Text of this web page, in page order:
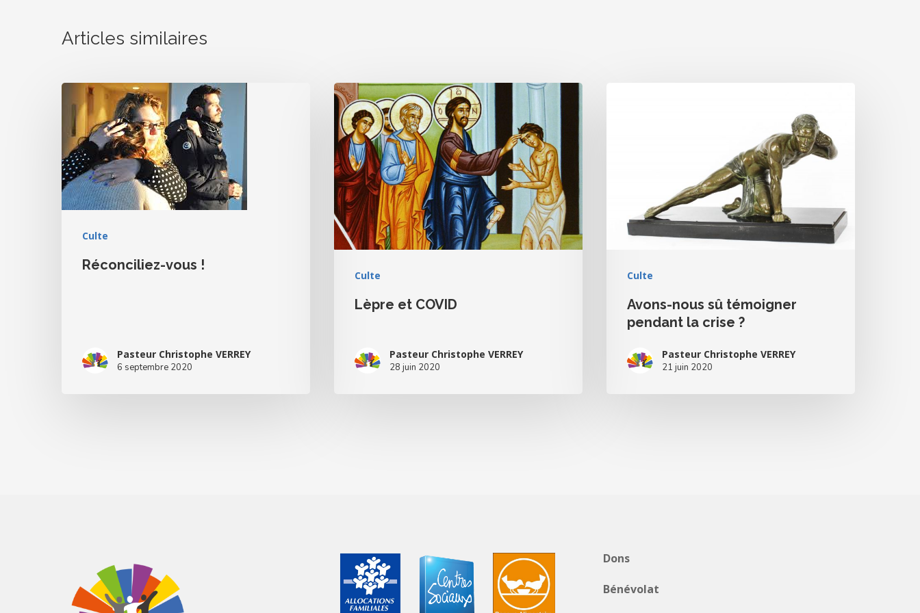
Articles similaires
Culte
Réconciliez-vous !
Pasteur Christophe VERREY
6 septembre 2020
Culte
Lèpre et COVID
Pasteur Christophe VERREY
28 juin 2020
Culte
Avons-nous sû témoigner
pendant la crise ?
Pasteur Christophe VERREY
21 juin 2020
Dons
Bénévolat